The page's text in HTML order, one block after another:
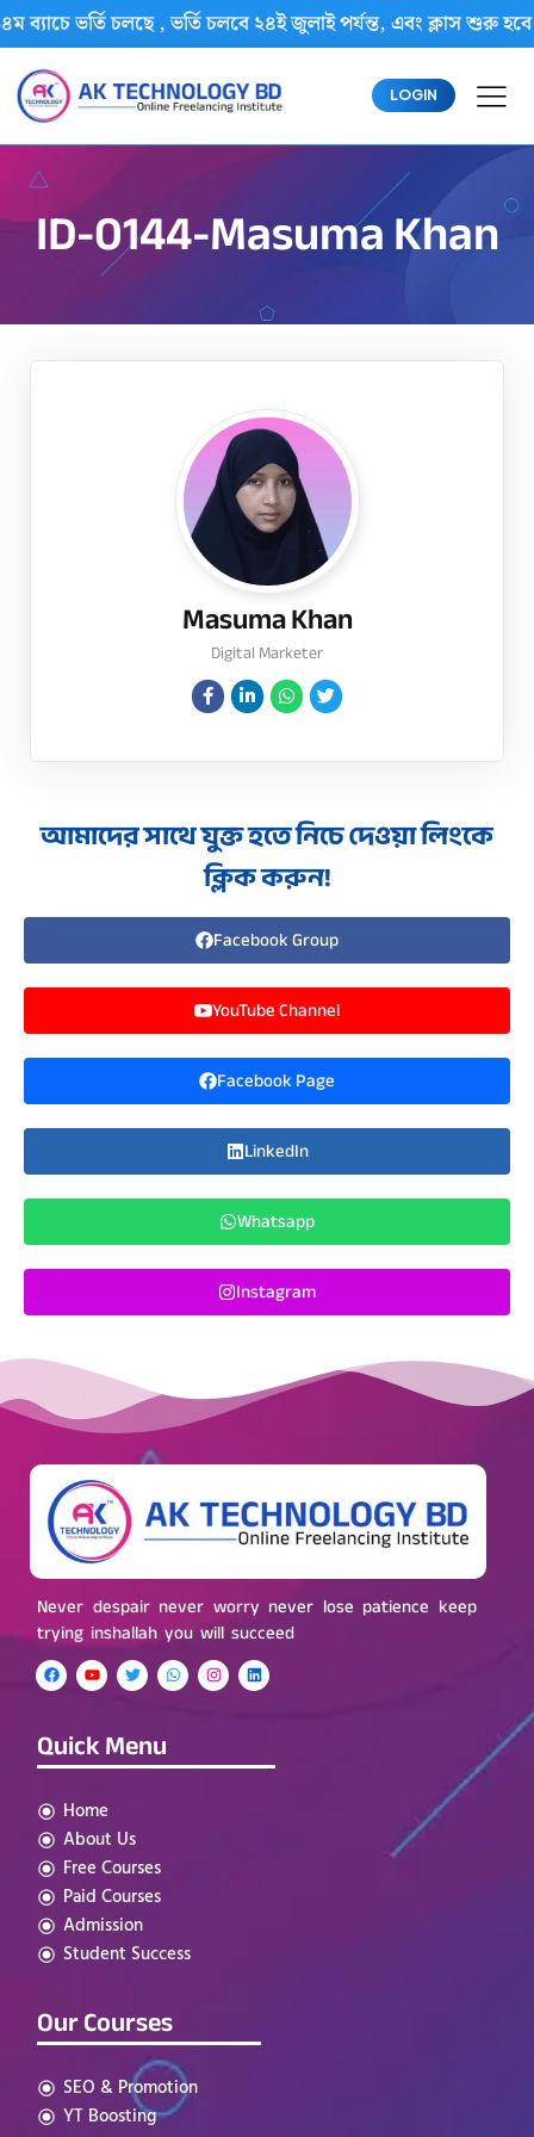
ব্যাচে ভর্তি চলছে , ভর্তি চলবে ২৪ই জুলাই পর্যন্ত, এবং ক্লাস শুরু
LOGIN
ID-0144-Masuma Khan
Masuma Khan
Digital Marketer
আমাদের সাথে যুক্ত হতে নিচে দেওয়া লিংকে
ক্লিক করুন!
Facebook Group
YouTube Channel
Facebook Page
LinkedIn
Whatsapp
Instagram
Never despair never worry never lose patience keep
trying inshallah you will succeed
Quick Menu
Home
About Us
Free Courses
Paid Courses
Admission
Student Success
Our Courses
SEO & Promotion
YT Boosting